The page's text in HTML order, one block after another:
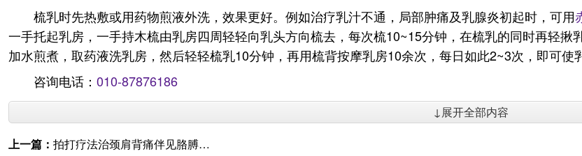
梳乳时先热敷或用药物煎液外洗，效果更好。例如治疗乳汁不通，局部肿痛及乳腺炎初起时，可用
一手托起乳房，一手持木梳由乳房四周轻轻向乳头方向梳去，每次梳10~15分钟，在梳乳的同时再轻
加水煎煮，取药液洗乳房，然后轻轻梳乳10分钟，再用梳背按摩乳房10余次，每日如此2~3次，即可使
咨询电话： 010-87876186
↓展开全部内容
上一篇： 拍打疗法治颈肩背痛伴见胳膊酸麻